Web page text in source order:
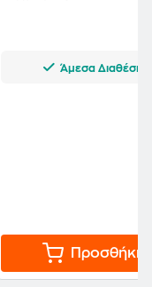
Άμεσα Διαθέσιμο
Προσθήκη